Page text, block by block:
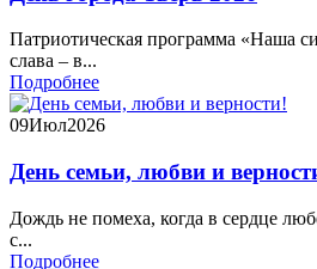
Патриотическая программа «Наша
слава – в...
Подробнее
09Июл2026
День семьи, любви и
Дождь не помеха, когда в сердце
с...
Подробнее